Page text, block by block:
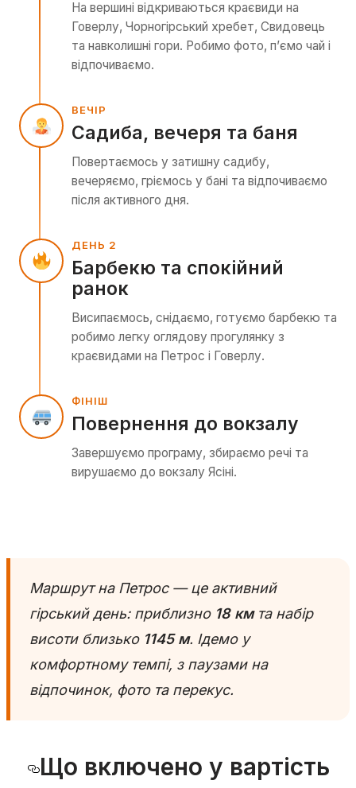
На вершині відкриваються краєвиди на
Говерлу, Чорногірський хребет, Свидовець
та навколишні гори. Робимо фото, п’ємо чай і
відпочиваємо.
ВЕЧІР
Садиба, вечеря та баня
Повертаємось у затишну садибу,
вечеряємо, гріємось у бані та відпочиваємо
після активного дня.
ДЕНЬ 2
Барбекю та спокійний
ранок
Висипаємось, снідаємо, готуємо барбекю та
робимо легку оглядову прогулянку з
краєвидами на Петрос і Говерлу.
ФІНІШ
Повернення до вокзалу
Завершуємо програму, збираємо речі та
вирушаємо до вокзалу Ясіні.
Маршрут на Петрос — це активний
гірський день: приблизно 18 кмта набір
висоти близько 1145 м. Ідемо у
комфортному темпі, з паузами на
відпочинок, фото та перекус.
Що включено у вартість